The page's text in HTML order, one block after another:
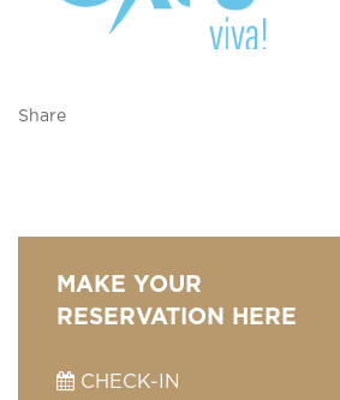
Share
MAKE YOUR
RESERVATION HERE
CHECK-IN